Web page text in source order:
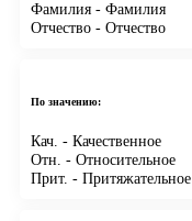
Фамилия - Фамилия
Отчество - Отчество
По значению:
Кач. - Качественное
Отн. - Относительное
Прит. - Притяжательное